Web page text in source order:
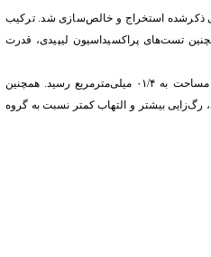
ذکرشده استخراج و خالص‌سازی شد. ترکیب
تست‌های پراکسیداسیون لیپیدی، قدرت
با ایجاد سوختگی درجه دو در موش‌ها و درمان آنها با پماد تهیه‌شده، مساحت زخم در گروه کنترل به ۹/۱۶ میلی‌مترمربع و در گروه درمان این مساحت به ۰۱/۴ میلی‌مترمربع رسید. همچنین
رگ‌زایی بیشتر و التهاب کمتر نسبت به گروه